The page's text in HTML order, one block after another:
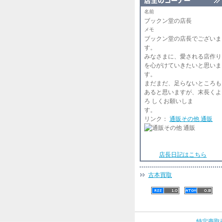
名前
ブックン堂の店長
メモ
ブックン堂の店長でございま
みなさまに、愛される店作り
を心がけていきたいと思いま
まだまだ、足らないところも
あると思いますが、末長くよ
ろ しくお願いしま
リンク： 通販その他 通販
店長日記はこちら
古本買取